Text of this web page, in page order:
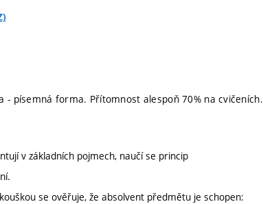
- písemná forma. Přítomnost alespoň 70% na cvičeních.
v základních pojmech, naučí se princip
se ověřuje, že absolvent předmětu je schopen: